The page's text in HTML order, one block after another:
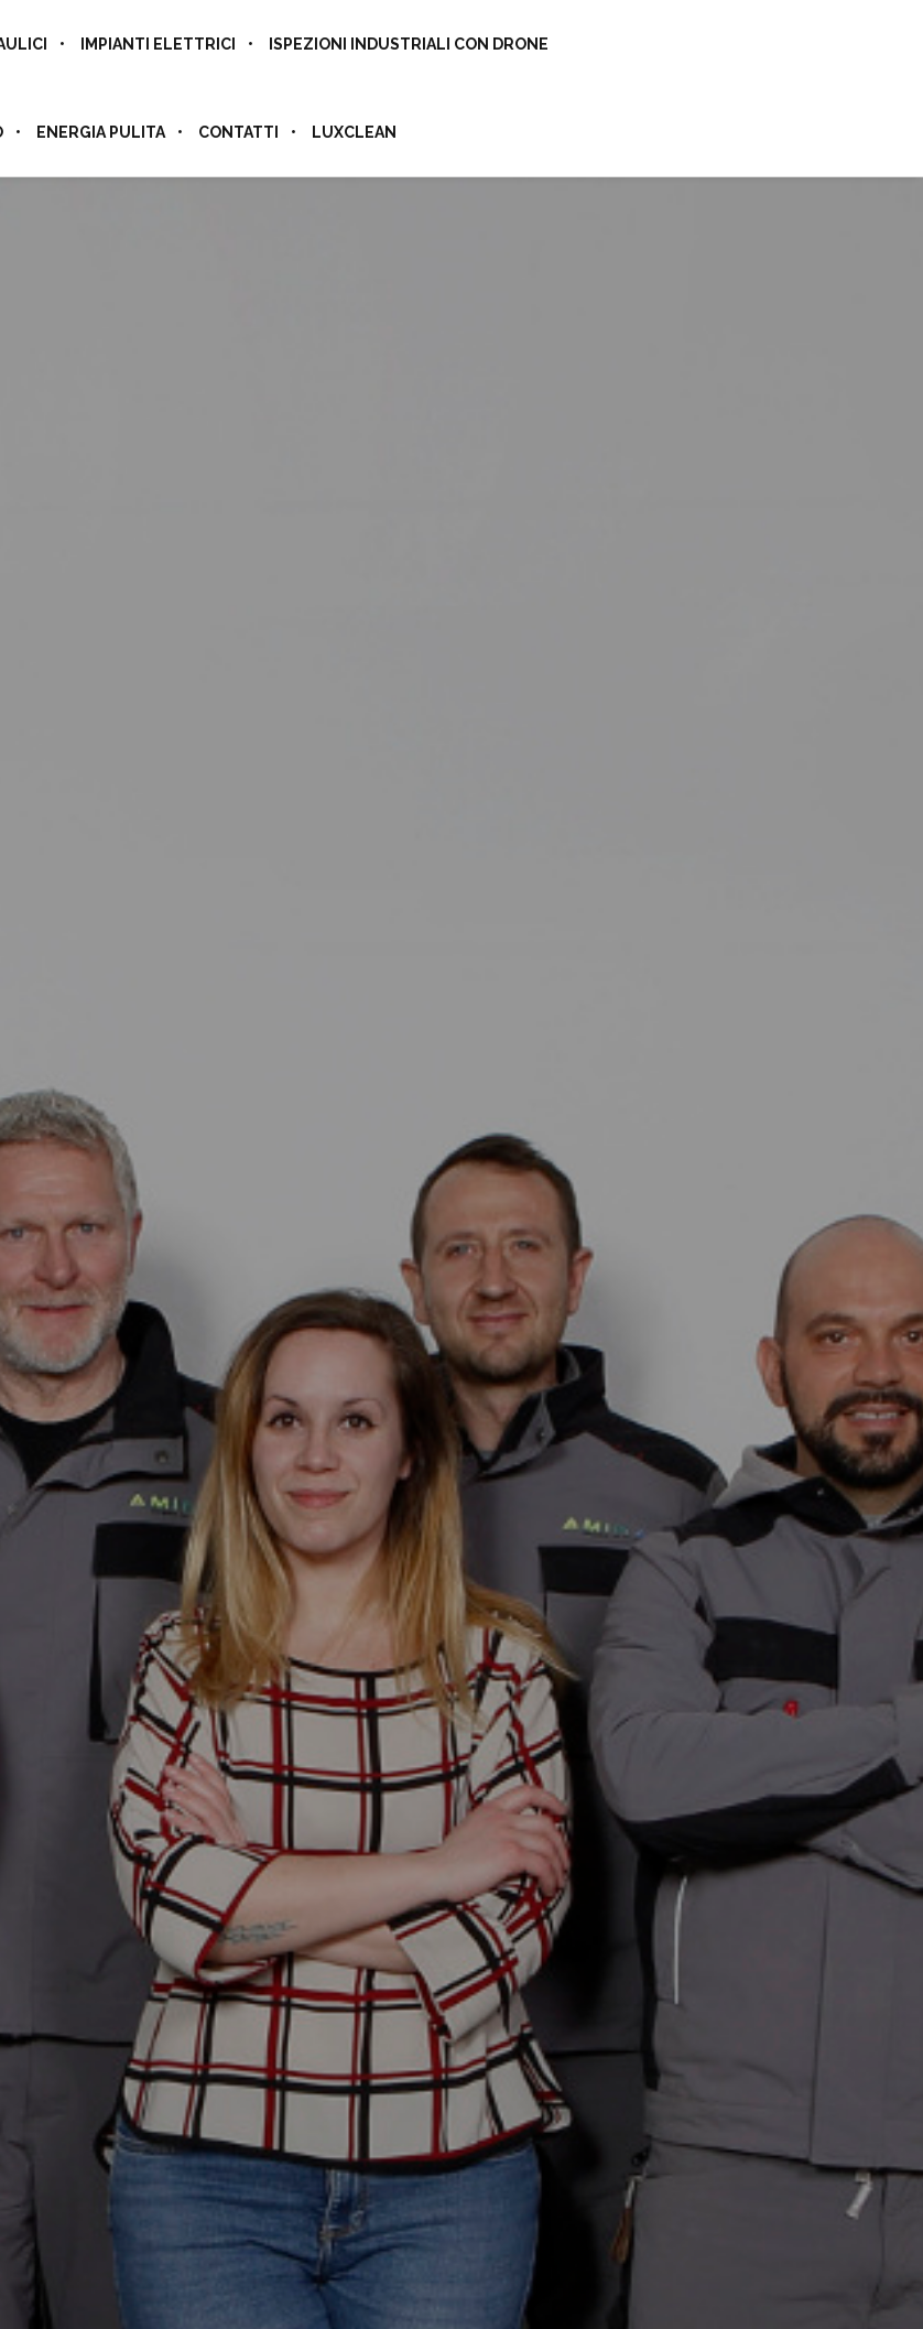
IMPIANTI ELETTRICI ISPEZIONI INDUSTRIALI CON DRONE
ENERGIA PULITA CONTATTI LUXCLEAN